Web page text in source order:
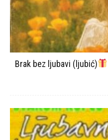
Brak bez ljubavi (ljubić)